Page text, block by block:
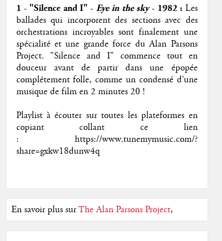
1 - "Silence and I" - Eye in the sky- 1982 : Les
ballades qui incorporent des sections avec des
orchestrations incroyables sont finalement une
spécialité et une grande force du Alan Parsons
Project. "Silence and I" commence tout en
douceur avant de partir dans une épopée
complétement folle, comme un condensé d'une
musique de film en 2 minutes 20 !
Playlist à écouter sur toutes les plateformes en
copiant collant ce lien
: https://www.tunemymusic.com/?
share=gxkw18dunw4q
En savoir plus surThe Alan Parsons Project,